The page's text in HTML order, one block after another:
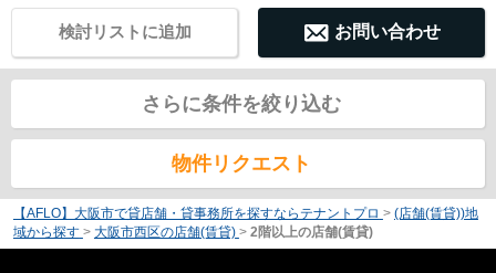
お問い合わせ
検討リストに追加
さらに条件を絞り込む
物件リクエスト
【AFLO】大阪市で貸店舗・貸事務所を探すならテナントプロ > (店舗(賃貸))地
域から探す > 大阪市西区の店舗(賃貸) > 2階以上の店舗(賃貸)